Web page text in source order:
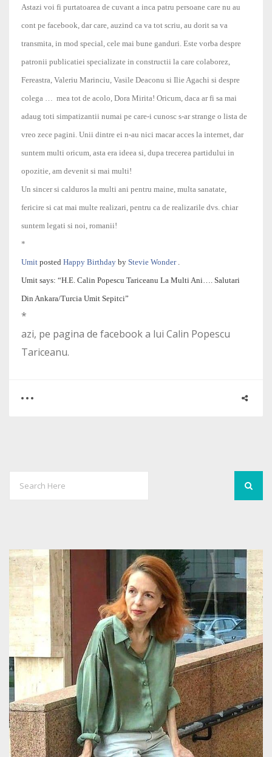
Astazi voi fi purtatoarea de cuvant a inca patru persoane care nu au
cont pe facebook, dar care, auzind ca va tot scriu, au dorit sa va
transmita, in mod special, cele mai bune ganduri. Este vorba despre
patronii publicatiei specializate in constructii la care colaborez,
Fereastra, Valeriu Marinciu, Vasile Deaconu si Ilie Agachi si despre
colega … mea tot de acolo, Dora Mirita! Oricum, daca ar fi sa mai
adaug toti simpatizantii numai pe care-i cunosc s-ar strange o lista de
vreo zece pagini. Unii dintre ei n-au nici macar acces la internet, dar
suntem multi oricum, asta era ideea si, dupa trecerea partidului in
opozitie, am devenit si mai multi!
Un sincer si calduros la multi ani pentru maine, multa sanatate,
fericire si cat mai multe realizari, pentru ca de realizarile dvs. chiar
suntem legati si noi, romanii!
*
Umit posted Happy Birthday by Stevie Wonder.
Umit says: “H.E. Calin Popescu Tariceanu La Multi Ani…. Salutari
Din Ankara/Turcia Umit Sepitci”
*
azi, pe pagina de facebook a lui Calin Popescu
Tariceanu.